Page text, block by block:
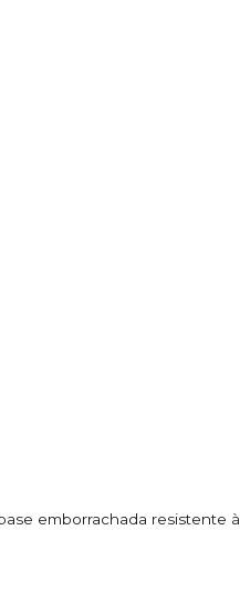
emborrachada resistente